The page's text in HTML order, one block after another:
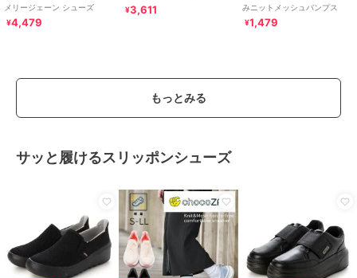
メリージェーン シューズ
¥4,479
¥3,611
みニットメッシュパンプス
¥1,479
もっとみる
サッと履けるスリッポンシューズ